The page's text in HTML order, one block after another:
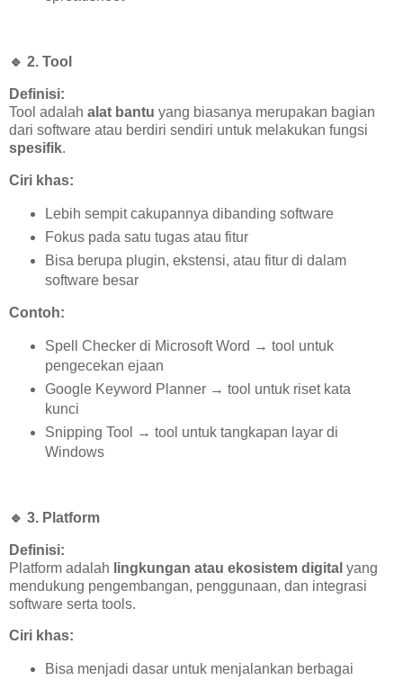
🔹 2. Tool
Definisi:
Tool adalah alat bantu yang biasanya merupakan bagian
dari software atau berdiri sendiri untuk melakukan fungsi
spesifik.
Ciri khas:
Lebih sempit cakupannya dibanding software
Fokus pada satu tugas atau fitur
Bisa berupa plugin, ekstensi, atau fitur di dalam
software besar
Contoh:
Spell Checker di Microsoft Word → tool untuk
pengecekan ejaan
Google Keyword Planner → tool untuk riset kata
kunci
Snipping Tool → tool untuk tangkapan layar di
Windows
🔹 3. Platform
Definisi:
Platform adalah lingkungan atau ekosistem digital yang
mendukung pengembangan, penggunaan, dan integrasi
software serta tools.
Ciri khas:
Bisa menjadi dasar untuk menjalankan berbagai